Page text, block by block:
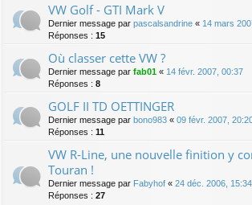
VW Golf - GTI Mark V
Dernier message par pascalsandrine « 14 mars
Réponses : 15
Où classer cette VW ?
Dernier message par fab01 « 14 févr. 2007, 00:37
Réponses : 8
GOLF II TD OETTINGER
Dernier message par bono983 « 09 févr. 2007,
Réponses : 11
VW R-Line, une nouvelle finition y
Touran !
Dernier message par Fabyhof « 24 déc. 2006, 15:34
Réponses : 27